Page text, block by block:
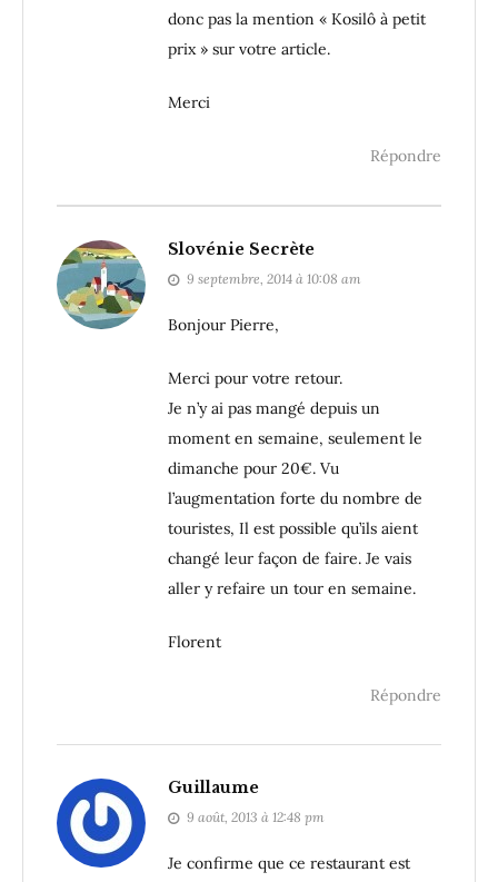
donc pas la mention « Kosilô à petit
prix » sur votre article.
Merci
Répondre
Slovénie Secrète
9 septembre, 2014 à 10:08 am
Bonjour Pierre,
Merci pour votre retour.
Je n’y ai pas mangé depuis un
moment en semaine, seulement le
dimanche pour 20€. Vu
l’augmentation forte du nombre de
touristes, Il est possible qu’ils aient
changé leur façon de faire. Je vais
aller y refaire un tour en semaine.
Florent
Répondre
Guillaume
9 août, 2013 à 12:48 pm
Je confirme que ce restaurant est